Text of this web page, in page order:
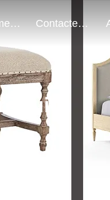
Événements Contactez-Nous